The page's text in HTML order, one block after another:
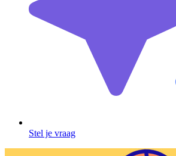
Stel je vraag